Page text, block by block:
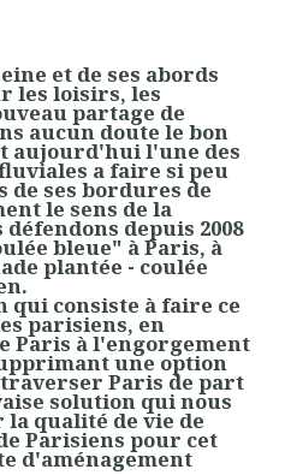
et de ses abords
les loisirs, les
partage de
aucun doute le bon
aujourd'hui l'une des
a faire si peu
ses bordures de
le sens de la
depuis 2008
bleue" à Paris, à
plantée - coulée
qui consiste à faire ce
parisiens, en
Paris à l'engorgement
une option
Paris de part
solution qui nous
qualité de vie de
Parisiens pour cet
d'aménagement